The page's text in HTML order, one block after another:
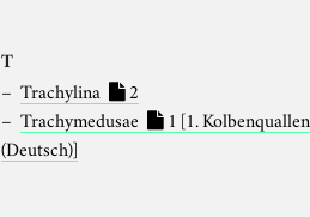
T
Trachylina
2
Trachymedusae
1 [1. Kolbenquallen
(Deutsch)]